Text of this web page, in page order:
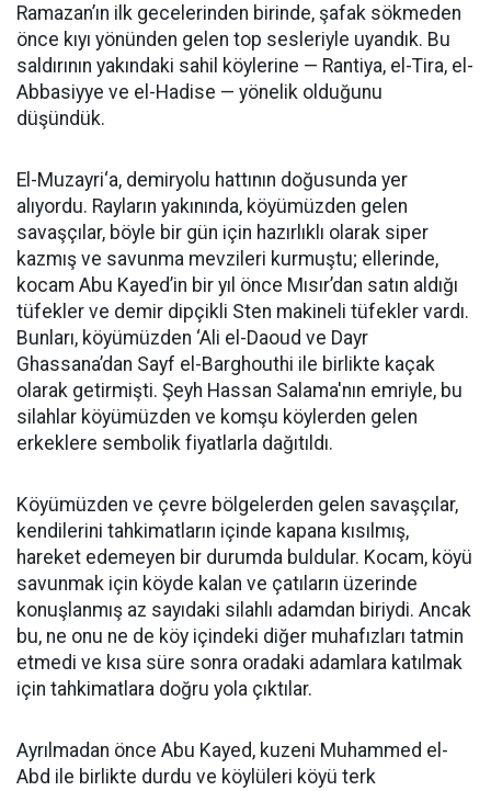
Ramazan’ın ilk gecelerinden birinde, şafak sökmeden
önce kıyı yönünden gelen top sesleriyle uyandık. Bu
saldırının yakındaki sahil köylerine — Rantiya, el-Tira, el-
Abbasiyye ve el-Hadise — yönelik olduğunu
düşündük.
El-Muzayri‘a, demiryolu hattının doğusunda yer
alıyordu. Rayların yakınında, köyümüzden gelen
savaşçılar, böyle bir gün için hazırlıklı olarak siper
kazmış ve savunma mevzileri kurmuştu; ellerinde,
kocam Abu Kayed’in bir yıl önce Mısır’dan satın aldığı
tüfekler ve demir dipçikli Sten makineli tüfekler vardı.
Bunları, köyümüzden ‘Ali el-Daoud ve Dayr
Ghassana’dan Sayf el-Barghouthi ile birlikte kaçak
olarak getirmişti. Şeyh Hassan Salama'nın emriyle, bu
silahlar köyümüzden ve komşu köylerden gelen
erkeklere sembolik fiyatlarla dağıtıldı.
Köyümüzden ve çevre bölgelerden gelen savaşçılar,
kendilerini tahkimatların içinde kapana kısılmış,
hareket edemeyen bir durumda buldular. Kocam, köyü
savunmak için köyde kalan ve çatıların üzerinde
konuşlanmış az sayıdaki silahlı adamdan biriydi. Ancak
bu, ne onu ne de köy içindeki diğer muhafızları tatmin
etmedi ve kısa süre sonra oradaki adamlara katılmak
için tahkimatlara doğru yola çıktılar.
Ayrılmadan önce Abu Kayed, kuzeni Muhammed el-
Abd ile birlikte durdu ve köylüleri köyü terk